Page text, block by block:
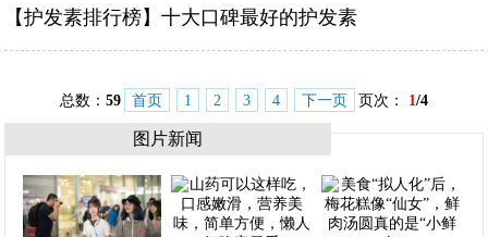
【护发素排行榜】十大口碑最好的护发素
总数： 59 首页 1 2 3 4 下一页 页次： 1/4
图片新闻